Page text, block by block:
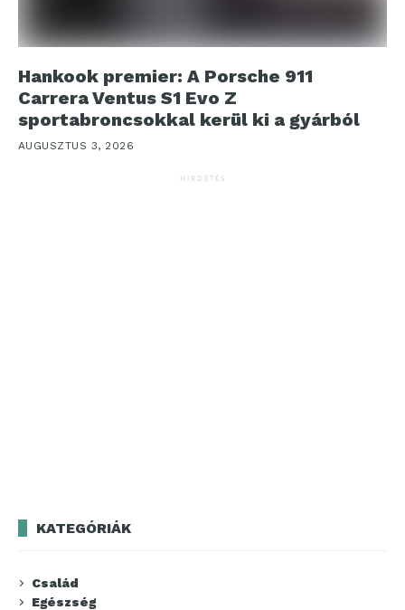
Hankook premier: A Porsche 911
Carrera Ventus S1 Evo Z
sportabroncsokkal kerül ki a gyárból
AUGUSZTUS 3, 2026
HIRDETÉS
KATEGÓRIÁK
Család
Egészség